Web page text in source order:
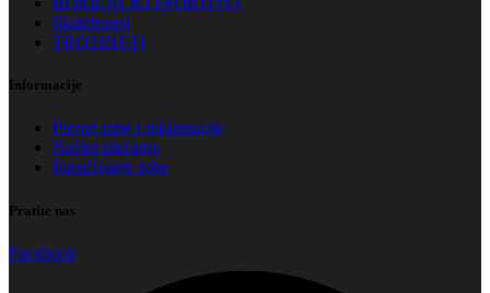
Skateboard
TROTINETI
Informacije
Povrat robe i reklamacije
Načini plaćanja
Poručivanje robe
Pratite nas
Facebook